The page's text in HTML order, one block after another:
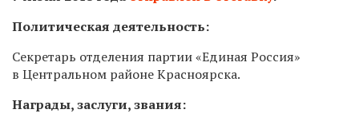
Политическая деятельность:
Секретарь отделения партии «Единая Россия»
в Центральном районе Красноярска.
Награды, заслуги, звания: